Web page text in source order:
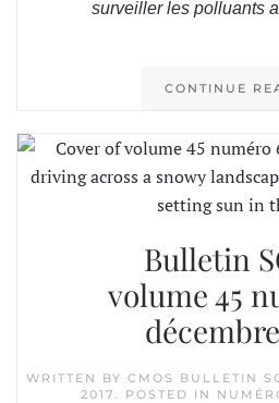
surveiller les polluants
CONTINUE
Bulletin
volume 45
WRITTEN BY CMOS BULLETIN
2017. POSTED IN